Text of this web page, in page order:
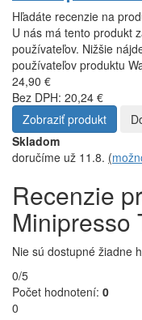
info@4barista.sk
0944 750 100
(8:00-12:00)
10 tipov na skvelý
Čaj z EKO kapsule
Ako vybrať
Espresso tonic –
Úvod Wacaco